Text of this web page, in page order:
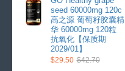
seed 60000mg 120c
高之源 葡萄籽胶囊精
华 60000mg 120粒
抗氧化【保质期
2029/01】
$29.50 $42.70